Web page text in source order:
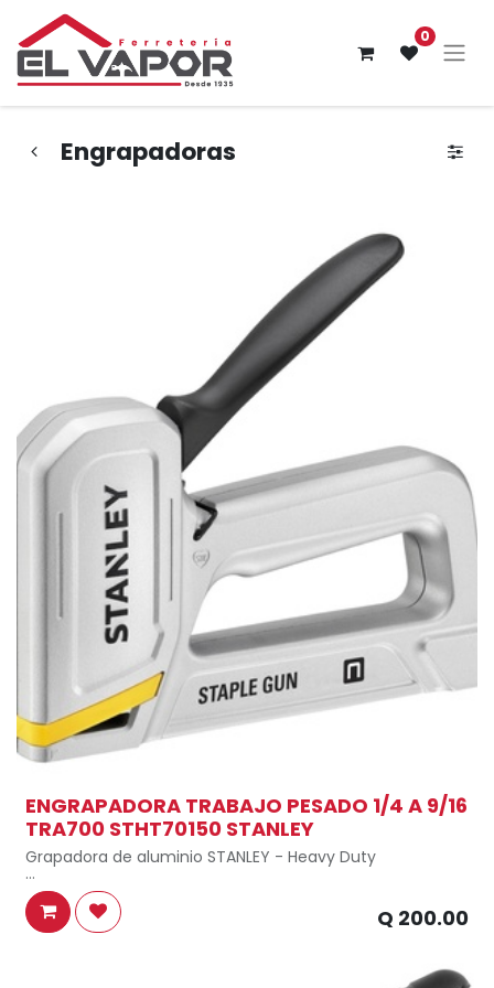
0
Engrapadoras
ENGRAPADORA TRABAJO PESADO 1/4 A 9/16
TRA700 STHT70150 STANLEY
Grapadora de aluminio STANLEY - Heavy Duty
Clip para cinturón No
Material del cuerpo Aluminio
Q 200.00